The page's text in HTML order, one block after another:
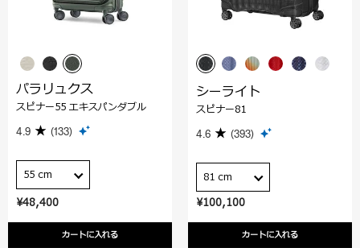
¥48,400
カートに入れる
パラリュクス
スピナー55 エキスパンダブル
4.9 (133)
55 cm
¥100,100
カートに入れる
シーライト
スピナー81
4.6 (393)
81 cm